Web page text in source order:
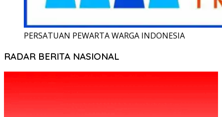
PERSATUAN PEWARTA WARGA INDONESIA
RADAR BERITA NASIONAL